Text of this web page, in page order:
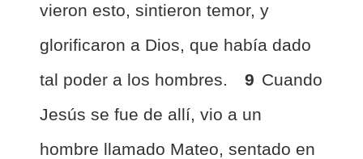
vieron esto, sintieron temor, y
glorificaron a Dios, que había dado
tal poder a los hombres.
9 Cuando
Jesús se fue de allí, vio a un
hombre llamado Mateo, sentado en